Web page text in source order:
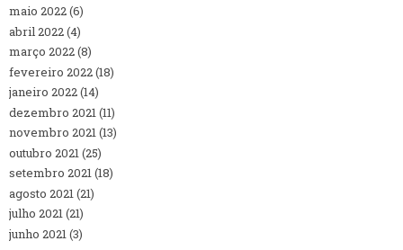
maio 2022(6)
abril 2022(4)
março 2022(8)
fevereiro 2022(18)
janeiro 2022(14)
dezembro 2021(11)
novembro 2021(13)
outubro 2021(25)
setembro 2021(18)
agosto 2021(21)
julho 2021(21)
junho 2021(3)